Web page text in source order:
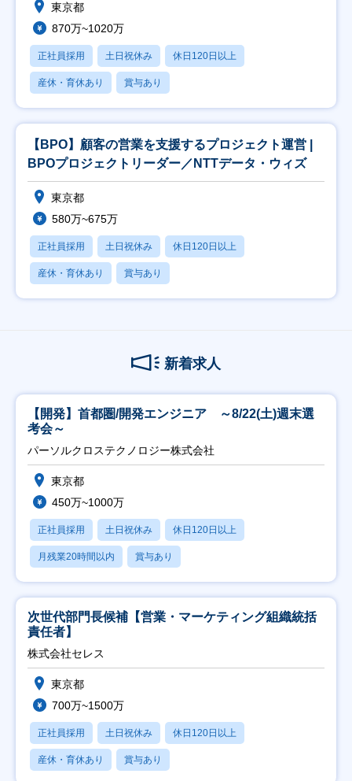
東京都
870万~1020万
正社員採用 土日祝休み 休日120日以上
産休・育休あり 賞与あり
【BPO】顧客の営業を支援するプロジェクト運営 |
BPOプロジェクトリーダー／NTTデータ・ウィズ
東京都
580万~675万
正社員採用 土日祝休み 休日120日以上
産休・育休あり 賞与あり
新着求人
【開発】首都圏/開発エンジニア ～8/22(土)週末選
考会～
パーソルクロステクノロジー株式会社
東京都
450万~1000万
正社員採用 土日祝休み 休日120日以上
月残業20時間以内 賞与あり
次世代部門長候補【営業・マーケティング組織統括
責任者】
株式会社セレス
東京都
700万~1500万
正社員採用 土日祝休み 休日120日以上
産休・育休あり 賞与あり